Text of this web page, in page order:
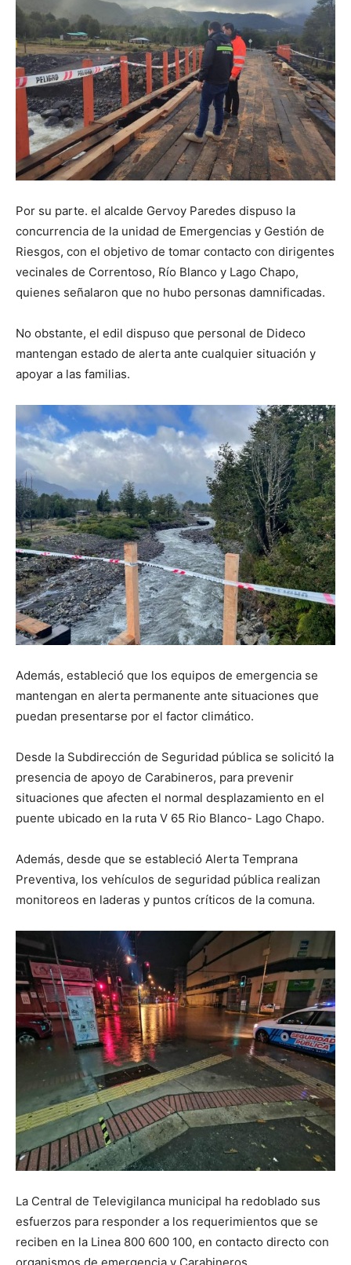
Por su parte. el alcalde Gervoy Paredes dispuso la
concurrencia de la unidad de Emergencias y Gestión de
Riesgos, con el objetivo de tomar contacto con dirigentes
vecinales de Correntoso, Río Blanco y Lago Chapo,
quienes señalaron que no hubo personas damnificadas.
No obstante, el edil dispuso que personal de Dideco
mantengan estado de alerta ante cualquier situación y
apoyar a las familias.
Además, estableció que los equipos de emergencia se
mantengan en alerta permanente ante situaciones que
puedan presentarse por el factor climático.
Desde la Subdirección de Seguridad pública se solicitó la
presencia de apoyo de Carabineros, para prevenir
situaciones que afecten el normal desplazamiento en el
puente ubicado en la ruta V 65 Rio Blanco- Lago Chapo.
Además, desde que se estableció Alerta Temprana
Preventiva, los vehículos de seguridad pública realizan
monitoreos en laderas y puntos críticos de la comuna.
La Central de Televigilanca municipal ha redoblado sus
esfuerzos para responder a los requerimientos que se
reciben en la Linea 800 600 100, en contacto directo con